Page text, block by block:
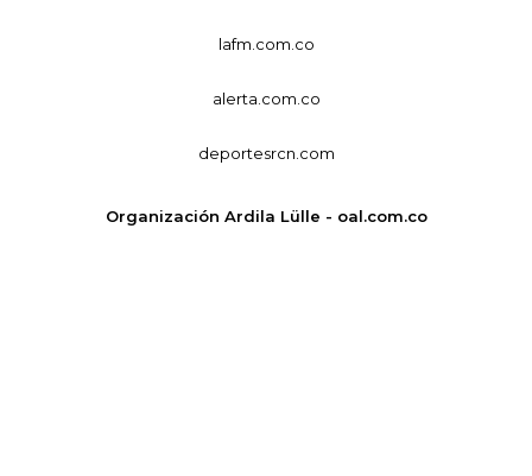
lafm.com.co
alerta.com.co
deportesrcn.com
Organización Ardila Lülle - oal.com.co